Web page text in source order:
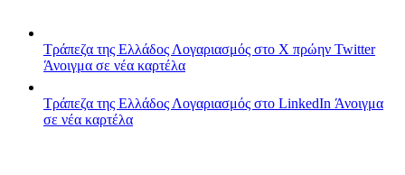
Τράπεζα της Ελλάδος Λογαριασμός στο X πρώην Twitter
Άνοιγμα σε νέα καρτέλα
Τράπεζα της Ελλάδος Λογαριασμός στο LinkedIn Άνοιγμα
σε νέα καρτέλα